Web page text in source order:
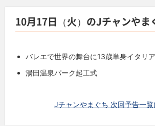
10月17日（火）のJチャンやま
バレエで世界の舞台に13歳単身イタリ
湯田温泉パーク起工式
Jチャンやまぐち 次回予告一覧